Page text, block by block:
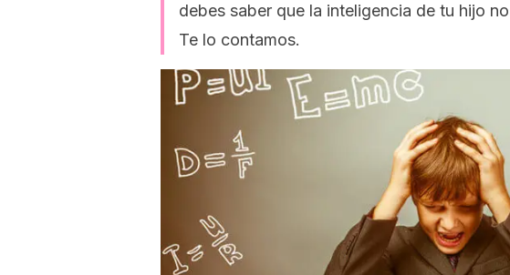
debes saber que la inteligencia de tu hijo
Te lo contamos.